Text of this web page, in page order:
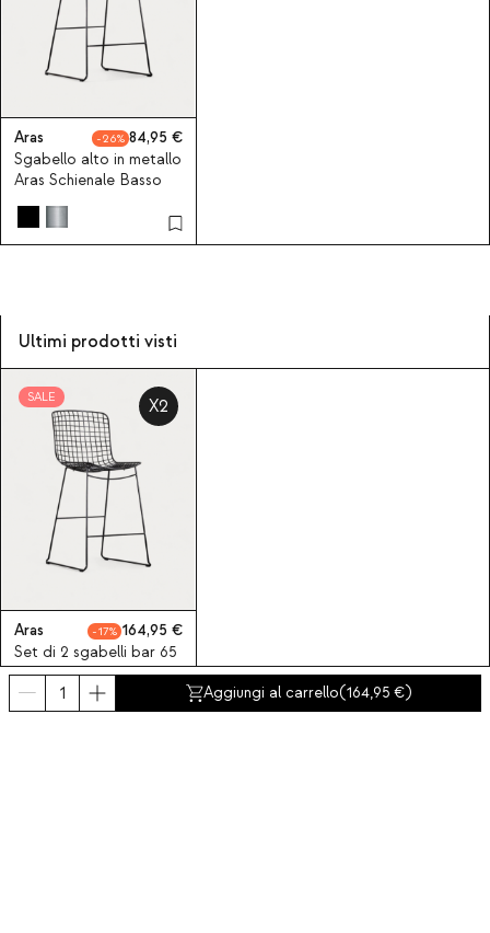
Aggiungi al carrello(164,95 )
Aras 26
84,95
Sgabello alto in metallo
Aras Schienale Basso
Ultimi prodotti visti
SALE X2
Aras 17
164,95
Set di 2 sgabelli bar 65
cm in metallo con
schienale alto Aras